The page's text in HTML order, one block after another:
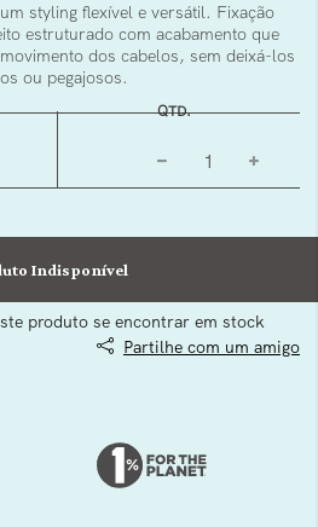
styling flexível e versátil. Fixação
estruturado com acabamento que
dos cabelos, sem deixá-los
ou pegajosos.
Indisponível
produto se encontrar em stock
QTD.
Partilhe com um amigo